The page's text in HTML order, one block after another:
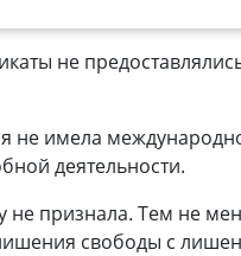
не
не имела
деятельности.
признала. Тем не
свободы с